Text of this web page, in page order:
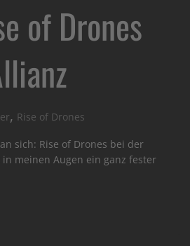
of Drones
, Rise of Drones
sich: Rise of Drones bei der
meinen Augen ein ganz fester